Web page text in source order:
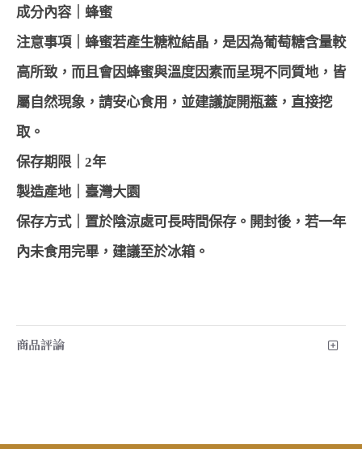
成分內容｜蜂蜜
注意事項｜蜂蜜若產生糖粒結晶，是因為葡萄糖含量較
高所致，而且會因蜂蜜與溫度因素而呈現不同質地，皆
屬自然現象，請安心食用，並建議旋開瓶蓋，直接挖
取。
保存期限｜2年
製造產地｜臺灣大園
保存方式｜置於陰涼處可長時間保存。開封後，若一年
內未食用完畢，建議至於冰箱。
商品評論